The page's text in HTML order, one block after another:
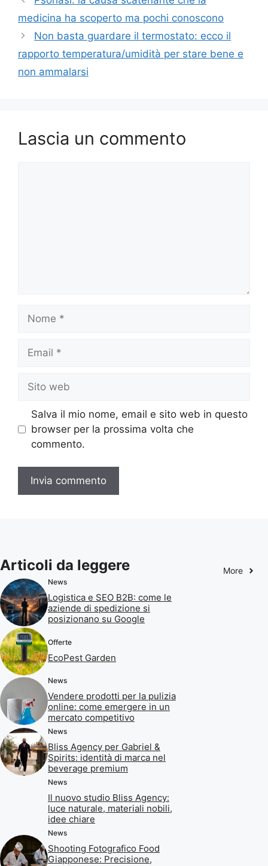
medicina ha scoperto ma pochi conoscono
Non basta guardare il termostato: ecco il
rapporto temperatura/umidità per stare bene e
non ammalarsi
Lascia un commento
web
Salva il mio nome, email e sito web in questo
browser per la prossima volta che
commento.
Articoli da leggere More
News
Logistica e SEO B2B: come le
aziende di spedizione si
posizionano su Google
Offerte
EcoPest Garden
News
Vendere prodotti per la pulizia
online: come emergere in un
mercato competitivo
News
Bliss Agency per Gabriel &
Spirits: identità di marca nel
beverage premium
News
Il nuovo studio Bliss Agency:
luce naturale, materiali nobili,
idee chiare
News
Shooting Fotografico Food
Giapponese: Precisione,